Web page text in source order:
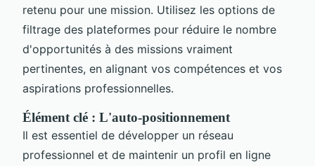
retenu pour une mission. Utilisez les options de
filtrage des plateformes pour réduire le nombre
d'opportunités à des missions vraiment
pertinentes, en alignant vos compétences et vos
aspirations professionnelles.
Élément clé : L'auto-positionnement
Il est essentiel de développer un réseau
professionnel et de maintenir un profil en ligne